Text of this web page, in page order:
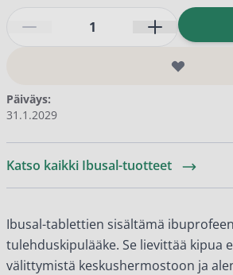
Päiväys:
31.1.2029
Katso kaikki Ibusal-tuotteet
Ibusal-tablettien sisältämä
tulehduskipulääke. Se lievittää kipua
välittymistä keskushermostoon ja